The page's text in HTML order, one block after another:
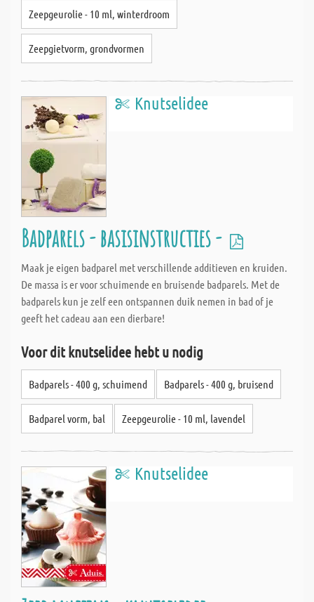
Zeepgeurolie - 10 ml, winterdroom
Zeepgietvorm, grondvormen
Knutselidee
Badparels - basisinstructies -
Maak je eigen badparel met verschillende additieven en kruiden.
De massa is er voor schuimende en bruisende badparels. Met de
badparels kun je zelf een ontspannen duik nemen in bad of je
geeft het cadeau aan een dierbare!
Voor dit knutselidee hebt u nodig
Badparels - 400 g, schuimend Badparels - 400 g, bruisend
Badparel vorm, bal Zeepgeurolie - 10 ml, lavendel
Knutselidee